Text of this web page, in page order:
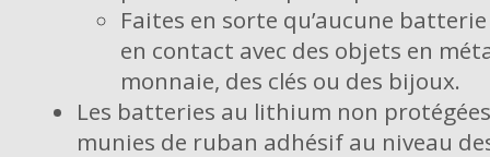
Faites en sorte qu’aucune
en contact avec des objets en
monnaie, des clés ou des bijoux.
Les batteries au lithium non
munies de ruban adhésif au niveau